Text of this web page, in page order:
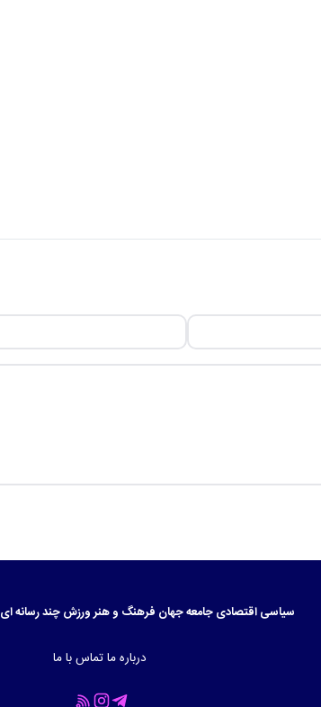
سیاسیاقتصادیجامعهجهان فرهنگ و هنرورزشچند رسانه ای
درباره ماتماس با ما